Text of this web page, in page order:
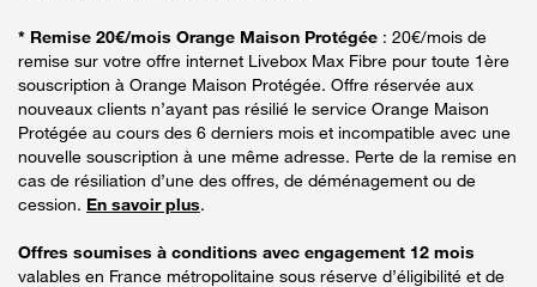
* Remise 20€/mois Orange Maison Protégée : 20€/mois de
remise sur votre offre internet Livebox Max Fibre pour toute 1ère
souscription à Orange Maison Protégée. Offre réservée aux
nouveaux clients n’ayant pas résilié le service Orange Maison
Protégée au cours des 6 derniers mois et incompatible avec une
nouvelle souscription à une même adresse. Perte de la remise en
cas de résiliation d’une des offres, de déménagement ou de
cession. En savoir plus.
Offres soumises à conditions avec engagement 12 mois
valables en France métropolitaine sous réserve d’éligibilité et de